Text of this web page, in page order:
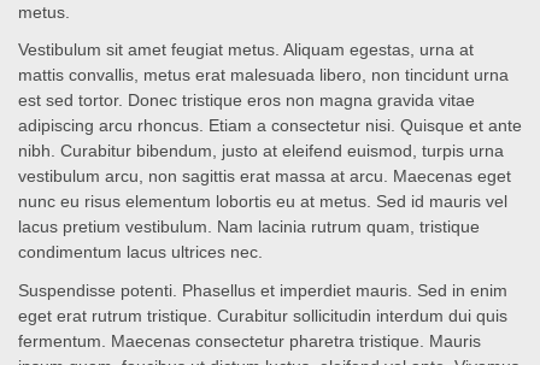
metus.
Vestibulum sit amet feugiat metus. Aliquam egestas, urna at
mattis convallis, metus erat malesuada libero, non tincidunt urna
est sed tortor. Donec tristique eros non magna gravida vitae
adipiscing arcu rhoncus. Etiam a consectetur nisi. Quisque et ante
nibh. Curabitur bibendum, justo at eleifend euismod, turpis urna
vestibulum arcu, non sagittis erat massa at arcu. Maecenas eget
nunc eu risus elementum lobortis eu at metus. Sed id mauris vel
lacus pretium vestibulum. Nam lacinia rutrum quam, tristique
condimentum lacus ultrices nec.
Suspendisse potenti. Phasellus et imperdiet mauris. Sed in enim
eget erat rutrum tristique. Curabitur sollicitudin interdum dui quis
fermentum. Maecenas consectetur pharetra tristique. Mauris